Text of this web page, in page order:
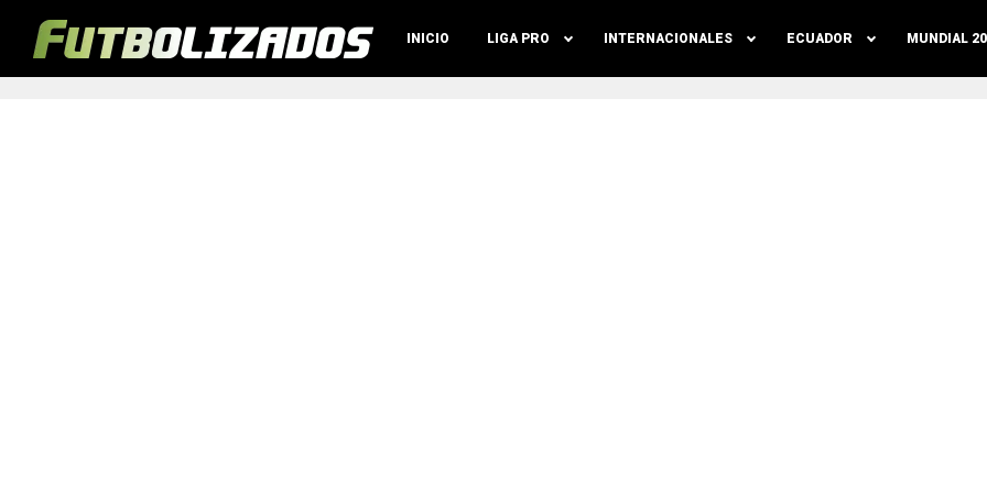
INICIO LIGA PRO INTERNACIONALES ECUADOR MUNDIAL